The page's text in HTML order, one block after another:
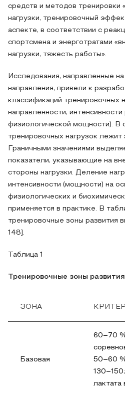
средств и методов тренировки
нагрузки, тренировочный
аспекте, в соответствии с
спортсмена и энерготратами
нагрузки, тяжесть работы».
Исследования, направленные
направления, привели к
классификаций тренировочных
направленности,
физиологической мощности). В
тренировочных нагрузок лежит
Граничными значениями
показатели, указывающие на
стороны нагрузки. Деление
интенсивности (мощности) на
физиологических и
применяется в практике. В
тренировочные зоны развития
148].
Таблица 1
Тренировочные зоны
ЗОНА
Базовая
60–70
50–60
лактата